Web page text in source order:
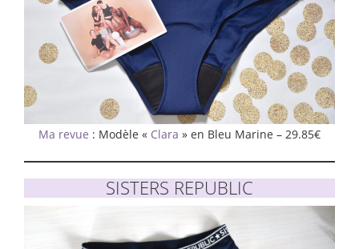
Ma revue : Modèle « Clara » en Bleu Marine – 29.85€
SISTERS REPUBLIC